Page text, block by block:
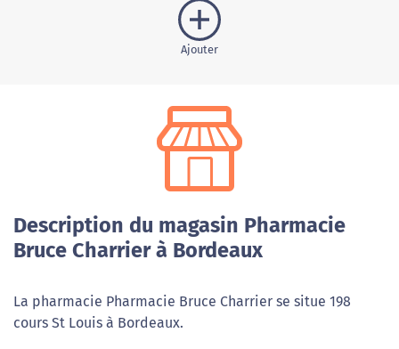
Ajouter
Description du magasin Pharmacie
Bruce Charrier à Bordeaux
La pharmacie Pharmacie Bruce Charrier se situe 198
cours St Louis à Bordeaux.